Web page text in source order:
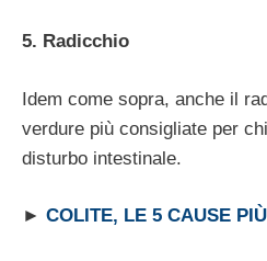
5. Radicchio
Idem come sopra, anche il
verdure più consigliate per
disturbo intestinale.
► COLITE, LE 5 CAUSE